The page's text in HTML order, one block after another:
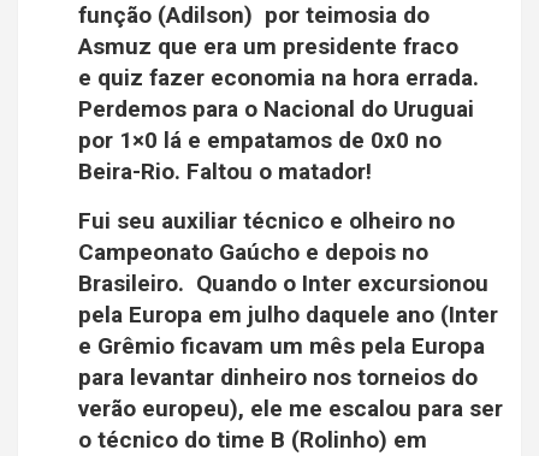
função (Adilson) por teimosia do
Asmuz que era um presidente fraco
e quiz fazer economia na hora errada.
Perdemos para o Nacional do Uruguai
por 1×0 lá e empatamos de 0x0 no
Beira-Rio. Faltou o matador!
Fui seu auxiliar técnico e olheiro no
Campeonato Gaúcho e depois no
Brasileiro. Quando o Inter excursionou
pela Europa em julho daquele ano (Inter
e Grêmio ficavam um mês pela Europa
para levantar dinheiro nos torneios do
verão europeu), ele me escalou para ser
o técnico do time B (Rolinho) em